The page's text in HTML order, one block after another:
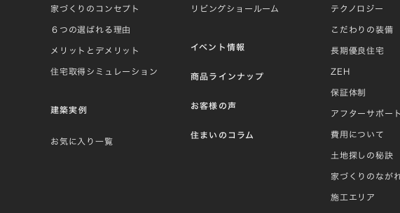
家づくりのコンセプト
６つの選ばれる理由
メリットとデメリット
住宅取得シミュレーション
建築実例
お気に入り一覧
リビングショールーム
イベント情報
商品ラインナップ
お客様の声
住まいのコラム
テクノロジー
こだわりの装備
長期優良住宅
ZEH
保証体制
アフターサポー
費用について
土地探しの秘訣
家づくりのなが
施工エリア